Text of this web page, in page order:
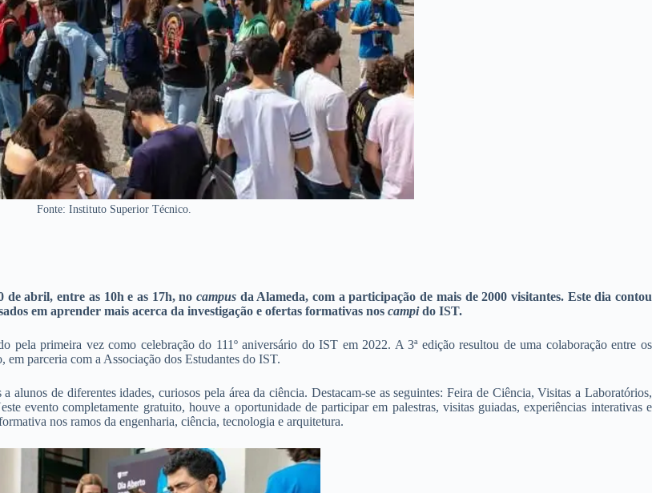
Fonte: Instituto Superior Técnico.
abril, entre as 10h e as 17h, no campus da Alameda, com a participação de mais de 2000 visitantes. Este dia contou
em aprender mais acerca da investigação e ofertas formativas nos campido IST.
pela primeira vez como celebração do 111º aniversário do IST em 2022. A 3ª edição resultou de uma colaboração entre os
parceria com a Associação dos Estudantes do IST.
alunos de diferentes idades, curiosos pela área da ciência. Destacam-se as seguintes: Feira de Ciência, Visitas a Laboratórios,
evento completamente gratuito, houve a oportunidade de participar em palestras, visitas guiadas, experiências interativas e
nos ramos da engenharia, ciência, tecnologia e arquitetura.